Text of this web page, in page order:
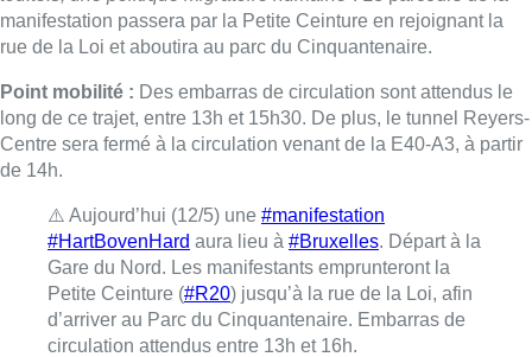
manifestation passera par la Petite Ceinture en rejoignant la
rue de la Loi et aboutira au parc du Cinquantenaire.
Point mobilité : Des embarras de circulation sont attendus le
long de ce trajet, entre 13h et 15h30. De plus, le tunnel Reyers-
Centre sera fermé à la circulation venant de la E40-A3, à partir
de 14h.
⚠️ Aujourd’hui (12/5) une #manifestation
#HartBovenHard aura lieu à #Bruxelles. Départ à la
Gare du Nord. Les manifestants emprunteront la
Petite Ceinture (#R20) jusqu’à la rue de la Loi, afin
d’arriver au Parc du Cinquantenaire. Embarras de
circulation attendus entre 13h et 16h.